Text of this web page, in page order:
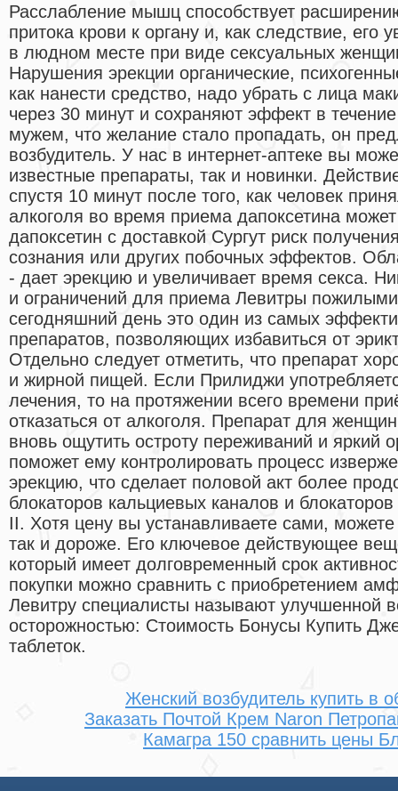
Расслабление мышц способствует
притока крови к органу и, как следствие, его
в людном месте при виде сексуальных
Нарушения эрекции органические,
как нанести средство, надо убрать с лица
через 30 минут и сохраняют эффект в
мужем, что желание стало пропадать, он
возбудитель. У нас в интернет-аптеке вы
известные препараты, так и новинки.
спустя 10 минут после того, как человек
алкоголя во время приема дапоксетина
дапоксетин с доставкой Сургут риск
сознания или других побочных эффектов.
- дает эрекцию и увеличивает время секса.
и ограничений для приема Левитры
сегодняшний день это один из самых
препаратов, позволяющих избавиться от
Отдельно следует отметить, что препарат
и жирной пищей. Если Прилиджи
лечения, то на протяжении всего времени
отказаться от алкоголя. Препарат для
вновь ощутить остроту переживаний и яркий
поможет ему контролировать процесс
эрекцию, что сделает половой акт более
блокаторов кальциевых каналов и
II. Хотя цену вы устанавливаете сами,
так и дороже. Его ключевое действующее
который имеет долговременный срок
покупки можно сравнить с приобретением
Левитру специалисты называют улучшенной
осторожностью: Стоимость Бонусы Купить
таблеток.
Женский возбудитель купить в
Заказать Почтой Крем Naron
Камагра 150 сравнить цены